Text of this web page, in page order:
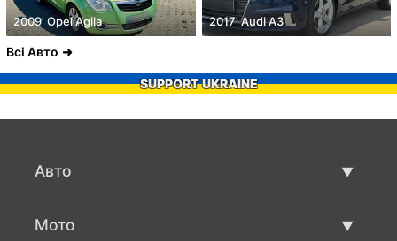
2009' Opel Agila 2017' Audi A3
Всі Авто
SUPPORT UKRAINE
Авто
Мото